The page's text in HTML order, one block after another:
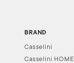
BRAND
Casselini
Casselini HOME